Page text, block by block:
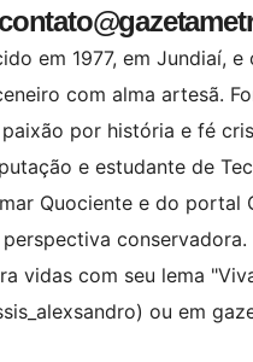
em 1977, em Jundiaí,
com alma artesã.
por história e fé
e estudante de
Quociente e do portal
vidas com seu lema
ou em